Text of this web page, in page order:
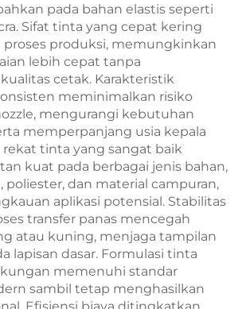
pada bahan elastis seperti
Sifat tinta yang cepat kering
produksi, memungkinkan
lebih cepat tanpa
cetak. Karakteristik
meminimalkan risiko
mengurangi kebutuhan
memperpanjang usia kepala
rekat tinta yang sangat baik
kuat pada berbagai jenis bahan,
dan material campuran,
aplikasi potensial. Stabilitas
transfer panas mencegah
atau kuning, menjaga tampilan
lapisan dasar. Formulasi tinta
memenuhi standar
sambil tetap menghasilkan